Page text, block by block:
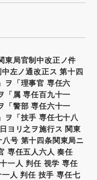
東局官制中改正ノ件
左ノ通改正ス 第十四
ヲ「理事官 専任六
「属 専任百九十一
「警部 専任六十一
ヲ「技手 専任七十八
ヨリ之ヲ施行ス 関東
号 第十四条関東局ニ
専任五人六人 奏任
一人 判任 視学 専任
人 判任 技手 専任七